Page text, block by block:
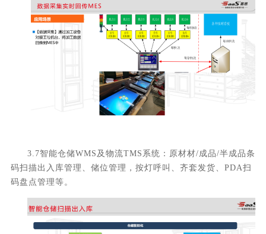
3.7智能仓储WMS及物流TMS 系统：原材材/成品/半成品条
码扫描出入库管理、储位管理，按灯呼叫、齐套发货、PDA扫
码盘点管理等。